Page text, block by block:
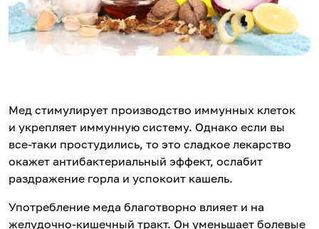
Мед стимулирует производство иммунных клеток
и укрепляет иммунную систему. Однако если вы
все-таки простудились, то это сладкое лекарство
окажет антибактериальный эффект, ослабит
раздражение горла и успокоит кашель.
Употребление меда благотворно влияет и на
желудочно-кишечный тракт. Он уменьшает болевые